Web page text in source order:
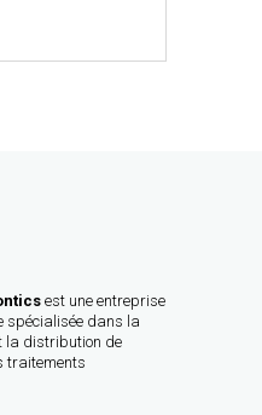
est une entreprise
spécialisée dans la
la distribution de
traitements